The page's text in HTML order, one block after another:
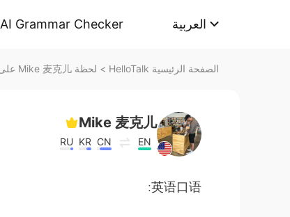
AI Grammar Checker العربية
الصفحة الرئيسية HelloTalk > لحظة Mike 麦克儿 على HelloTalk
Mike 麦克儿
EN
CN
KR
RU
英语口语: